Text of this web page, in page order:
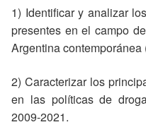
1) Identificar y analizar
presentes en el campo
Argentina contemporánea
2) Caracterizar los
en las políticas de
2009-2021.